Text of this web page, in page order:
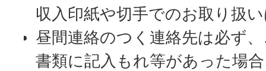
収入印紙や切手でのお取り扱
昼間連絡のつく連絡先は必ず
書類に記入もれ等があった場